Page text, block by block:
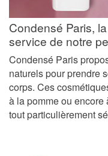
Condensé Paris,
service de notre
Condensé Paris
naturels pour prendre
corps. Ces
à la pomme ou encore
tout particulièrement